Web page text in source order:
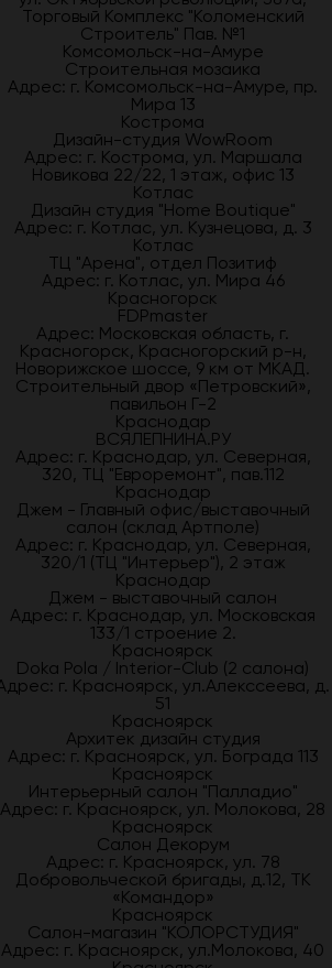
Торговый Комплекс "Коломенский
Строитель" Пав. №1
Комсомольск-на-Амуре
Строительная мозаика
Адрес: г. Комсомольск-на-Амуре, пр.
Мира 13
Кострома
Дизайн-студия WowRoom
Адрес: г. Кострома, ул. Маршала
Новикова 22/22, 1 этаж, офис 13
Котлас
Дизайн студия "Home Boutique"
Адрес: г. Котлас, ул. Кузнецова, д. 3
Котлас
ТЦ "Арена", отдел Позитиф
Адрес: г. Котлас, ул. Мира 46
Красногорск
FDPmaster
Адрес: Московская область, г.
Красногорск, Красногорский р-н,
Новорижское шоссе, 9 км от МКАД.
Строительный двор «Петровский»,
павильон Г-2
Краснодар
ВСЯЛЕПНИНА.РУ
Адрес: г. Краснодар, ул. Северная,
320, ТЦ "Евроремонт", пав.112
Краснодар
Джем - Главный офис/выставочный
салон (склад Артполе)
Адрес: г. Краснодар, ул. Северная,
320/1 (ТЦ "Интерьер"), 2 этаж
Краснодар
Джем - выставочный салон
Адрес: г. Краснодар, ул. Московская
133/1 строение 2.
Красноярск
Doka Pola / Interior-Club (2 салона)
г. Красноярск, ул.Алекссеева, д.
51
Красноярск
Архитек дизайн студия
Адрес: г. Красноярск, ул. Бограда 113
Красноярск
Интерьерный салон "Палладио"
Адрес: г. Красноярск, ул. Молокова, 28
Красноярск
Салон Декорум
Адрес: г. Красноярск, ул. 78
Добровольческой бригады, д.12, ТК
«Командор»
Красноярск
Салон-магазин "КОЛОРСТУДИЯ"
Адрес: г. Красноярск, ул.Молокова, 40